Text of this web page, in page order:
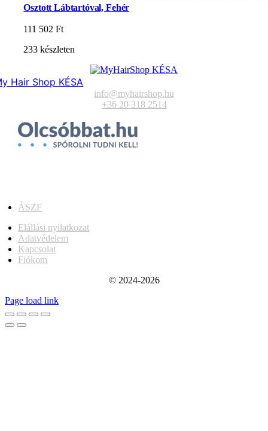
Osztott Lábtartóval, Fehér
111 502Ft
233 készleten
Hair Shop KÉSA
info@myhairshop.hu
+36 20 318 2514
ÁSZF
Elállási nyilatkozat
Adatvédelem
Kapcsolat
Fiókom
© 2024-2026
Page load link